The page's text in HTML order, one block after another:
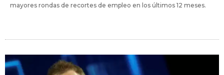
mayores rondas de recortes de empleo en los últimos 12 meses.